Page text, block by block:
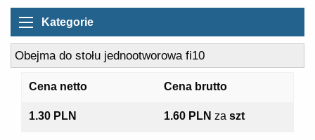
Kategorie
Obejma do stołu jednootworowa fi10
Cena netto Cena brutto
1.30 PLN 1.60 PLN za szt